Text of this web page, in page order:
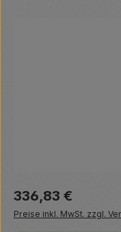
Regulärer Preis:
336,83 €
Preise inkl. MwSt. zzgl.